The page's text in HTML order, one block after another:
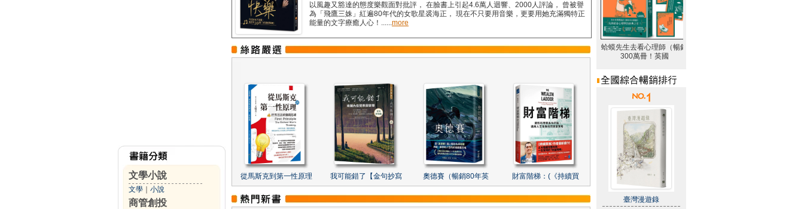
文學小說
文學 小說
商管創投
以風趣又豁達的態度樂觀面對批評， 在臉書上引起4.6萬人迴響、2000人評論， 曾被譽
為「飛鷹三姝」紅遍80年代的女歌星裘海正， 現在不只要用音樂，更要用她充滿獨特正
能量的文字療癒人心！......more
從馬斯克到第一性原理 我可能錯了【金句抄寫 奧德賽（暢銷80年英 財富階梯：(《持續買
臺灣漫遊錄